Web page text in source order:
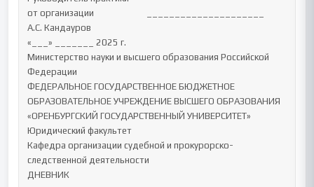
от организации                         _____________________
А.С. Кандауров
«___» _______ 2025 г.
Министерство науки и высшего образования Российской
Федерации
ФЕДЕРАЛЬНОЕ ГОСУДАРСТВЕННОЕ БЮДЖЕТНОЕ
ОБРАЗОВАТЕЛЬНОЕ УЧРЕЖДЕНИЕ ВЫСШЕГО ОБРАЗОВАНИЯ
«ОРЕНБУРГСКИЙ ГОСУДАРСТВЕННЫЙ УНИВЕРСИТЕТ»
Юридический факультет
Кафедра организации судебной и прокурорско-
следственной деятельности
ДНЕВНИК